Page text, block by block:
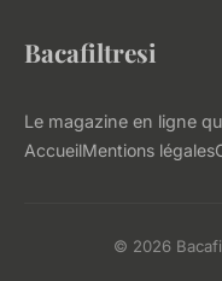
Bacafiltresi
Le magazine en ligne
AccueilMentions légales
© 2026